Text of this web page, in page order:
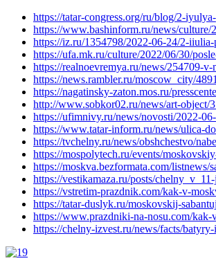
https://tatar-congress.org/ru/blog/2-
https://www.bashinform.ru/news/culture/
https://iz.ru/1354798/2022-06-24/2-
https://ufa.mk.ru/culture/2022/06/30/
https://realnoevremya.ru/news/254709-
https://news.rambler.ru/moscow_city/
https://nagatinsky-zaton.mos.ru/
http://www.sobkor02.ru/news/art-object/
https://ufimnivy.ru/news/novosti/2022-
https://www.tatar-inform.ru/news/ulica-
https://tvchelny.ru/news/obshchestvo/
https://mospolytech.ru/events/
https://moskva.bezformata.com/
https://vestikamaza.ru/posts/
https://vstretim-prazdnik.com/kak-v-
https://tatar-duslyk.ru/moskovskij-
https://www.prazdniki-na-nosu.com/
https://chelny-izvest.ru/news/facts/